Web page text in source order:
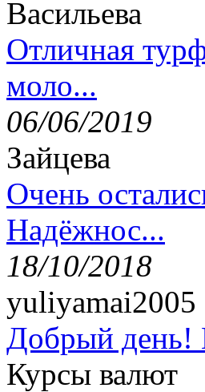
Васильева
Отличная
моло...
06/06/2019
Зайцева
Очень
Надёжнос...
18/10/2018
yuliyamai2005
Добрый день!
Курсы валют